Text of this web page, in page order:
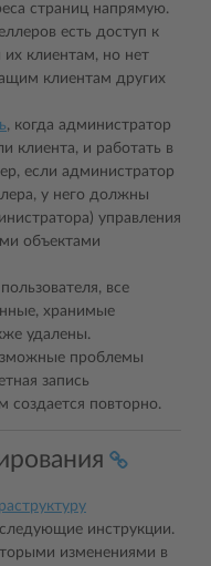
страниц напрямую.
есть доступ к
клиентам, но нет
клиентам других
, когда администратор
клиента, и работать в
если администратор
у него должны
управления
объектами
все
хранимые
удалены.
проблемы
запись
создается повторно.
инструкции.
изменениями в